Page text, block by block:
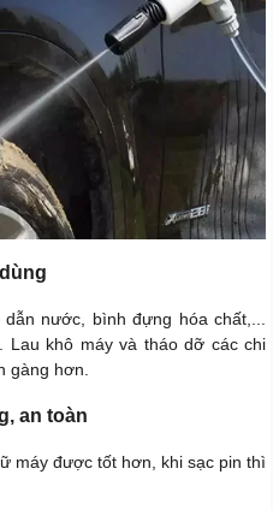
nước, bình đựng hóa chất,...
Lau khô máy và tháo dỡ các chi
gàng hơn.
an toàn
máy được tốt hơn, khi sạc pin thì